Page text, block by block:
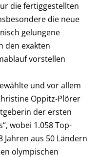
die fertiggestellten
die neue
gelungene
den exakten
vorstellen
und vor allem
Oppitz-Plörer
der ersten
wobei 1.058 Top-
aus 50 Ländern
olympischen